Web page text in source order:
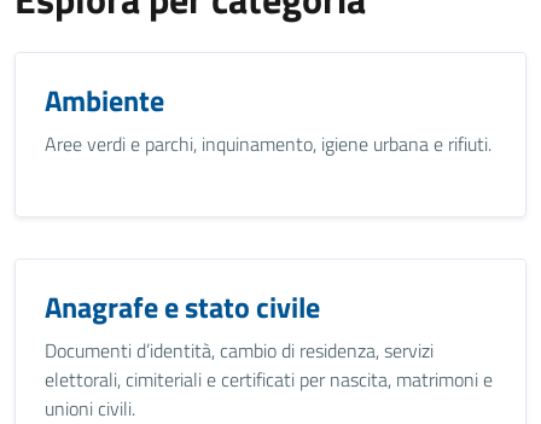
Ambiente
Aree verdi e parchi, inquinamento, igiene urbana e rifiuti.
Anagrafe e stato civile
Documenti d’identità, cambio di residenza, servizi
elettorali, cimiteriali e certificati per nascita, matrimoni e
unioni civili.